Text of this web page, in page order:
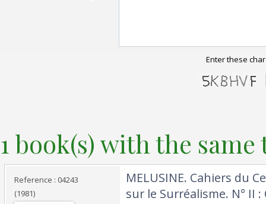
Enter these
1 book(s) with the
Reference : 04243
(1981)
‎MELUSINE. Cahiers du
sur le Surréalisme. N° II